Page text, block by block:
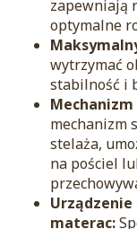
zapewniają
optymalne
wytrzymać
stabilność i
mechanizm
stelaża,
na pościel
materac: